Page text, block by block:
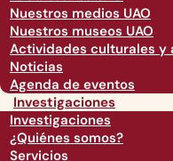
Nuestros medios UAO
Nuestros museos UAO
Actividades culturales y
Noticias
Agenda de eventos
Investigaciones
Investigaciones
¿Quiénes somos?
Servicios